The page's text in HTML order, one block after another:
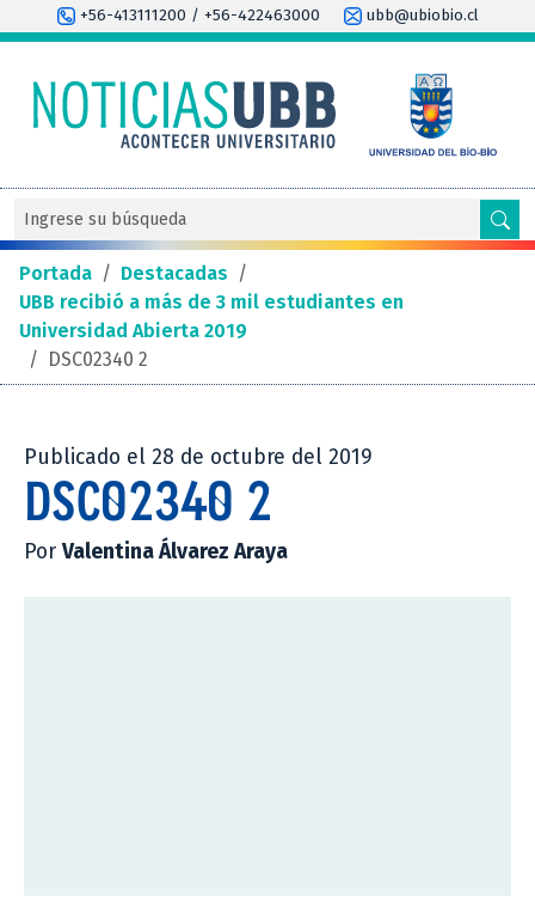
+56-413111200 / +56-422463000 ubb@ubiobio.cl
Portada / Destacadas /
UBB recibió a más de 3 mil estudiantes en
Universidad Abierta 2019
/ DSC02340 2
Publicado el 28 de octubre del 2019
DSC02340 2
PorValentina Álvarez Araya